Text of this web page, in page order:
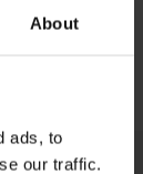
About
ads, to
our traffic.